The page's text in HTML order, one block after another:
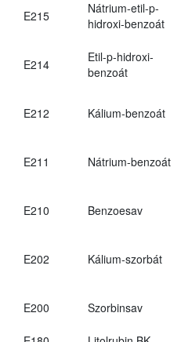
E215
Nátrium-etil-p-
hidroxi-benzoát
E214
Etil-p-hidroxi-
benzoát
E212 Kálium-benzoát
E211 Nátrium-benzoát
E210 Benzoesav
E202 Kálium-szorbát
E200 Szorbinsav